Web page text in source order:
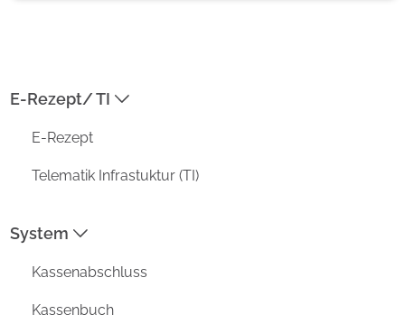
E-Rezept/ TI
E-Rezept
Telematik Infrastuktur (TI)
System
Kassenabschluss
Kassenbuch
aposoft
Kirchstraße 4a